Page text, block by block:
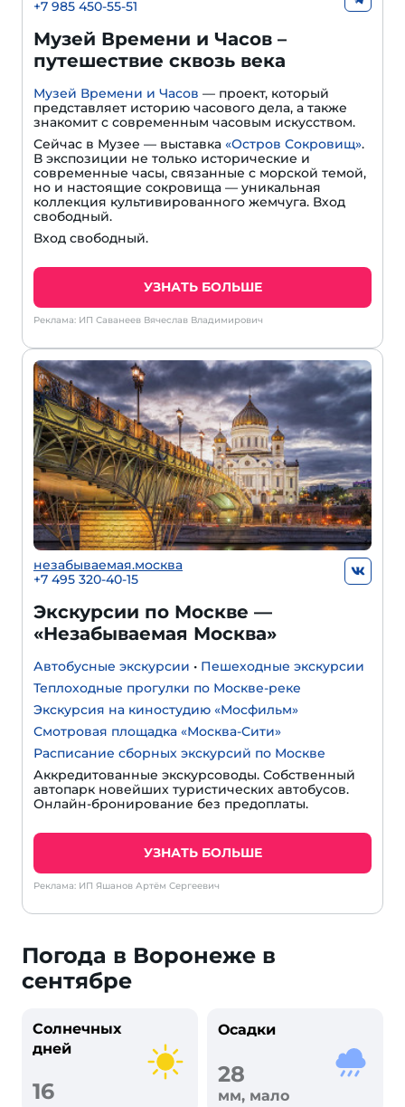
+7 985 450-55-51
Музей Времени и Часов –
путешествие сквозь века
Музей Времени и Часов — проект, который
представляет историю часового дела, а также
знакомит с современным часовым искусством.
Сейчас в Музее — выставка «Остров Сокровищ».
В экспозиции не только исторические и
современные часы, связанные с морской темой,
но и настоящие сокровища — уникальная
коллекция культивированного жемчуга. Вход
свободный.
Вход свободный.
УЗНАТЬ БОЛЬШЕ
Реклама: ИП Саванеев Вячеслав Владимирович
незабываемая.москва
+7 495 320-40-15
Экскурсии по Москве —
«Незабываемая Москва»
Автобусные экскурсии • Пешеходные экскурсии
Теплоходные прогулки по Москве-реке
Экскурсия на киностудию «Мосфильм»
Смотровая площадка «Москва-Сити»
Расписание сборных экскурсий по Москве
Аккредитованные экскурсоводы. Собственный
автопарк новейших туристических автобусов.
Онлайн-бронирование без предоплаты.
УЗНАТЬ БОЛЬШЕ
Реклама: ИП Яшанов Артём Сергеевич
Погода в Воронеже в
сентябре
Солнечных
дней
16
Осадки
28
мм, мало